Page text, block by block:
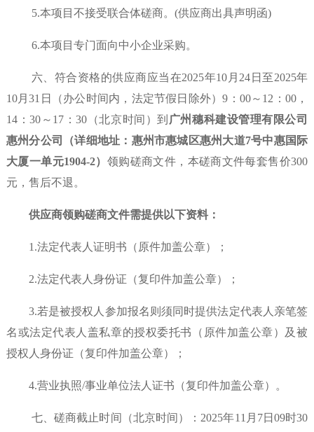
5.本项目不接受联合体磋商。(供应商出具声明函)
6.本项目专门面向中小企业采购。
六、符合资格的供应商应当在2025年10月24 日至2025年
10月31日（办公时间内，法定节假日除外）9：00～12：00，
14：30～17：30（北京时间）到 广州穗科建设管理有限公司
惠州分公司（详细地址： 惠州市惠城区惠州大道7号中惠国际
大厦一单元1904-2） 领购磋商文件，本磋商文件每套售价300
元，售后不退。
供应商领购磋商文件需提供以下资料：
1.法定代表人证明书（原件加盖公章）；
2.法定代表人身份证（复印件加盖公章）；
3.若是被授权人参加报名则须同时提供法定代表人亲笔签
名或法定代表人盖私章的授权委托书（原件加盖公章）及被
授权人身份证（复印件加盖公章）；
4.营业执照/事业单位法人证书（复印件加盖公章）。
七、磋商截止时间（北京时间） ： 2025年11月7日09时30